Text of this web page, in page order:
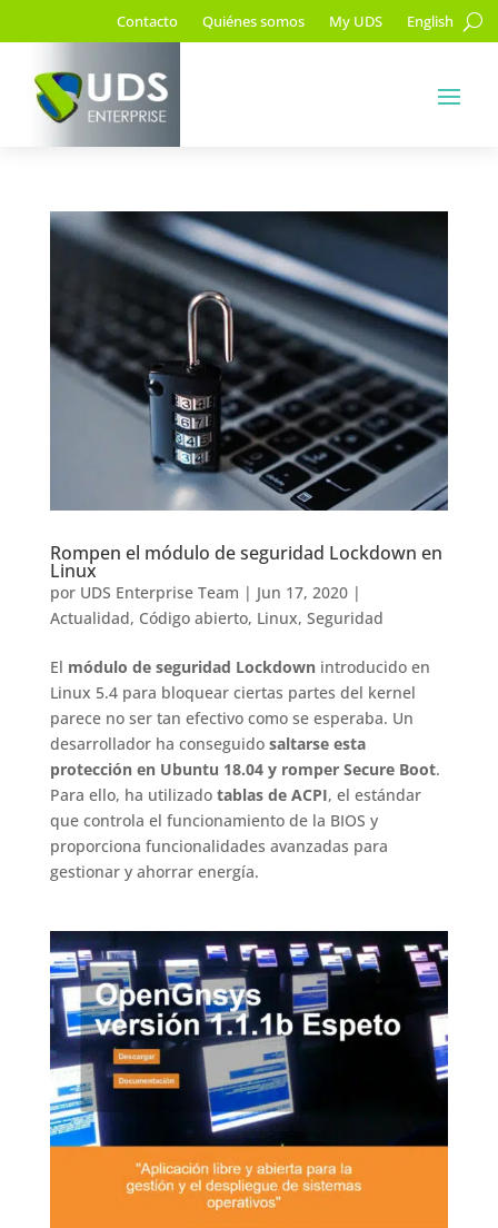
Contacto Quiénes somos My UDS English
Rompen el módulo de seguridad Lockdown en
Linux
por UDS Enterprise Team | Jun 17, 2020|
Actualidad, Código abierto, Linux, Seguridad
El módulo de seguridad Lockdownintroducido en
Linux 5.4 para bloquear ciertas partes del kernel
parece no ser tan efectivo como se esperaba. Un
desarrollador ha conseguido saltarse esta
protección en Ubuntu 18.04 y romper Secure Boot.
Para ello, ha utilizado tablas de ACPI, el estándar
que controla el funcionamiento de la BIOS y
proporciona funcionalidades avanzadas para
gestionar y ahorrar energía.